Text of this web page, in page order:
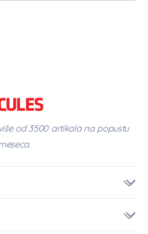
od 3500 artikala na popustu